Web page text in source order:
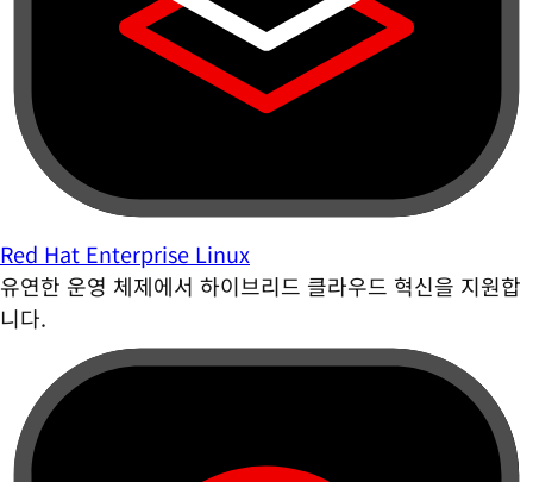
Red Hat Enterprise Linux
유연한 운영 체제에서 하이브리드 클라우드 혁신을 지원합
니다.